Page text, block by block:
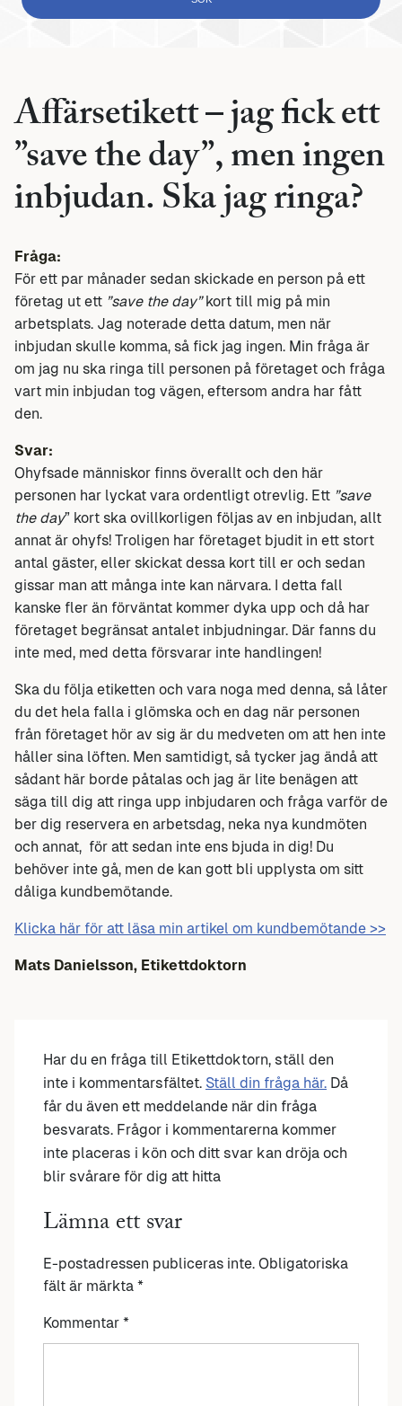
Affärsetikett – jag fick ett
”save the day”, men ingen
inbjudan. Ska jag ringa?
Fråga:
För ett par månader sedan skickade en person på ett
företag ut ett ”save the day”kort till mig på min
arbetsplats. Jag noterade detta datum, men när
inbjudan skulle komma, så fick jag ingen. Min fråga är
om jag nu ska ringa till personen på företaget och fråga
vart min inbjudan tog vägen, eftersom andra har fått
den.
Svar:
Ohyfsade människor finns överallt och den här
personen har lyckat vara ordentligt otrevlig. Ett ”save
the day” kort ska ovillkorligen följas av en inbjudan, allt
annat är ohyfs! Troligen har företaget bjudit in ett stort
antal gäster, eller skickat dessa kort till er och sedan
gissar man att många inte kan närvara. I detta fall
kanske fler än förväntat kommer dyka upp och då har
företaget begränsat antalet inbjudningar. Där fanns du
inte med, med detta försvarar inte handlingen!
Ska du följa etiketten och vara noga med denna, så låter
du det hela falla i glömska och en dag när personen
från företaget hör av sig är du medveten om att hen inte
håller sina löften. Men samtidigt, så tycker jag ändå att
sådant här borde påtalas och jag är lite benägen att
säga till dig att ringa upp inbjudaren och fråga varför de
ber dig reservera en arbetsdag, neka nya kundmöten
och annat, för att sedan inte ens bjuda in dig! Du
behöver inte gå, men de kan gott bli upplysta om sitt
dåliga kundbemötande.
Klicka här för att läsa min artikel om kundbemötande >>
Mats Danielsson, Etikettdoktorn
Har du en fråga till Etikettdoktorn, ställ den
inte i kommentarsfältet. Ställ din fråga här. Då
får du även ett meddelande när din fråga
besvarats. Frågor i kommentarerna kommer
inte placeras i kön och ditt svar kan dröja och
blir svårare för dig att hitta
Lämna ett svar
E-postadressen publiceras inte. Obligatoriska
fält är märkta *
Kommentar *